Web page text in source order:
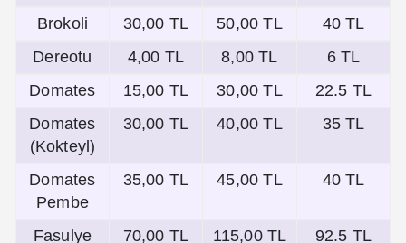
Brokoli 30,00 TL 50,00 TL
40 TL
Dereotu
4,00 TL 8,00 TL
6 TL
Domates
15,00 TL 30,00 TL
22.5 TL
Domates
(Kokteyl)
30,00 TL 40,00 TL 35 TL
Domates
Pembe
35,00 TL 45,00 TL 40 TL
Fasulye 70,00 TL 115,00 TL
92.5 TL